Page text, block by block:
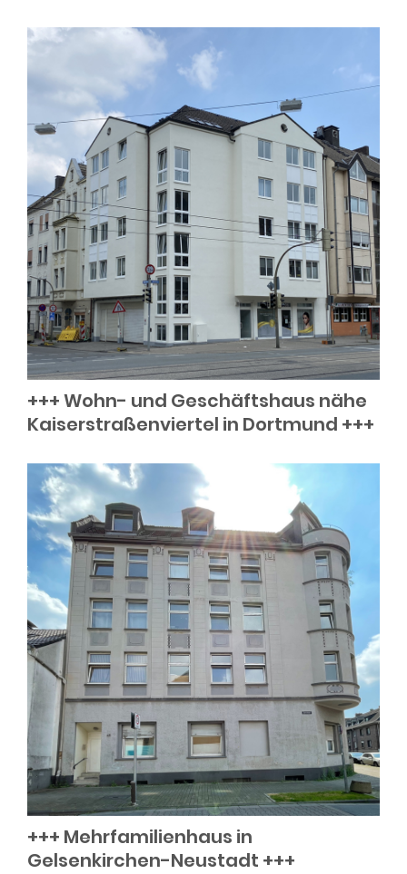
+++ Wohn- und Geschäftshaus nähe
Kaiserstraßenviertel in Dortmund +++
+++ Mehrfamilienhaus in
Gelsenkirchen-Neustadt +++